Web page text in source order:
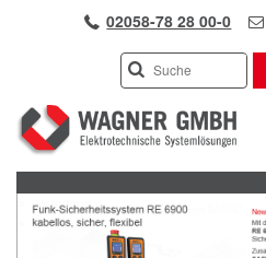
02058-78 28 00-0
INDUSTRIEVERTRETUNG
UNSER TEAM
WIR ÜBER UNS
Previous
Next